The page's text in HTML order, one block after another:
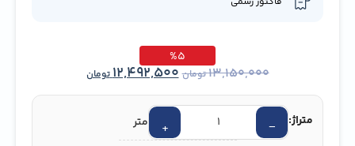
%5
13,150,000تومان 12,492,500تومان
متراژ: −
+ متر